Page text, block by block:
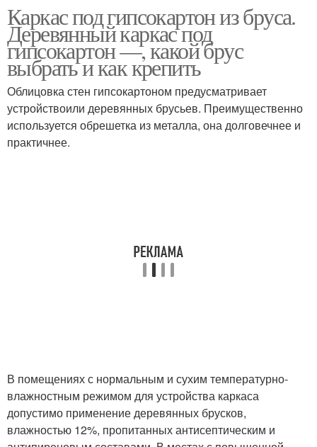
Каркас под гипсокартон из бруса.
Деревянный каркас под
гипсокартон —, какой брус
выбрать и как крепить
Облицовка стен гипсокартоном предусматривает
устройствоили деревянных брусьев. Преимущественно
используется обрешетка из металла, она долговечнее и
практичнее.
В помещениях с нормальным и сухим температурно-
влажностным режимом для устройства каркаса
допустимо применение деревянных брусков,
влажностью 12%, пропитанных антисептическим и